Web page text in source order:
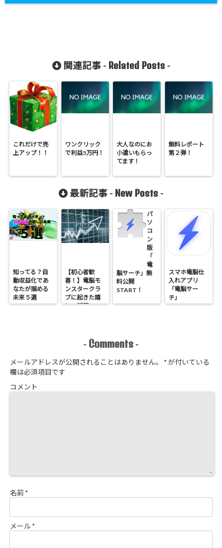
関連記事 - Related Posts-
これだけで売
上アップ！！
ワンクリック
で利益5万円！
大人なのにお
小遣いもらっ
てます！
無料レポート
第２弾！
最新記事 - New Posts -
知ってる？自
動収益化であ
なたが掴める
未来５選
【初心者歓
喜！】電脳モ
ンスタークラ
ブに起きた嬉
しい誤算
パ
ソ
コ
ン
版
「
電
脳サーチ」無
料公開
START！
スマホ電脳仕
入れアプリ
「電脳サー
チ」
- Comments -
メールアドレスが公開されることはありません。 *が付いている
欄は必須項目です
コメント
名前*
メール*